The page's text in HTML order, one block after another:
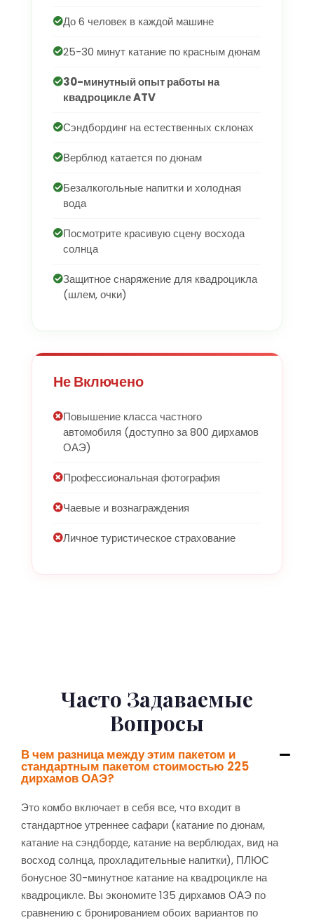
До 6 человек в каждой машине
25-30 минут катание по красным дюнам
30-минутный опыт работы на
квадроцикле ATV
Сэндбординг на естественных склонах
Верблюд катается по дюнам
Безалкогольные напитки и холодная
вода
Посмотрите красивую сцену восхода
солнца
Защитное снаряжение для квадроцикла
(шлем, очки)
Не Включено
Повышение класса частного
автомобиля (доступно за 800 дирхамов
ОАЭ)
Профессиональная фотография
Чаевые и вознаграждения
Личное туристическое страхование
Часто Задаваемые
Вопросы
В чем разница между этим пакетом и
стандартным пакетом стоимостью 225
дирхамов ОАЭ?
Это комбо включает в себя все, что входит в
стандартное утреннее сафари (катание по дюнам,
катание на сэндборде, катание на верблюдах, вид на
восход солнца, прохладительные напитки), ПЛЮС
бонусное 30-минутное катание на квадроцикле на
квадроцикле. Вы экономите 135 дирхамов ОАЭ по
сравнению с бронированием обоих вариантов по